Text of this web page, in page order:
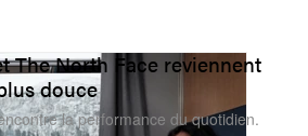
The North Face reviennent
douce
la performance du quotidien.